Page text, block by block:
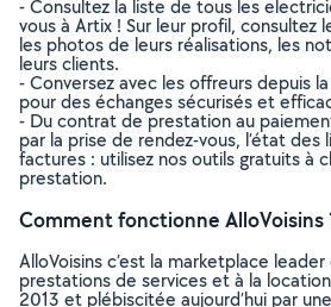
- Consultez la liste de tous les
vous à Artix ! Sur leur profil, consultez
les photos de leurs réalisations, les
leurs clients.
- Conversez avec les offreurs depuis
pour des échanges sécurisés et
- Du contrat de prestation au
par la prise de rendez-vous, l’état des
factures : utilisez nos outils gratuits à
prestation.
Comment fonctionne AlloVoisins
AlloVoisins c’est la marketplace
prestations de services et à la
2013 et plébiscitée aujourd’hui par